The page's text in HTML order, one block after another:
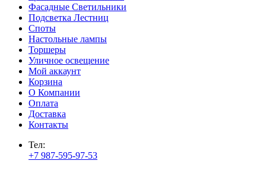
Фасадные Светильники
Подсветка Лестниц
Споты
Настольные лампы
Торшеры
Уличное освещение
Мой аккаунт
Корзина
О Компании
Оплата
Доставка
Контакты
Тел:
+7 987-595-97-53